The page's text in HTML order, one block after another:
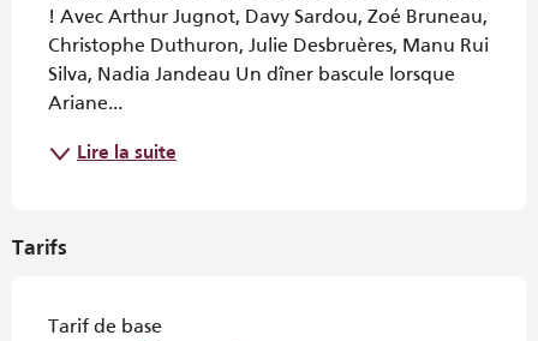
! Avec Arthur Jugnot, Davy Sardou, Zoé Bruneau,
Christophe Duthuron, Julie Desbruères, Manu Rui
Silva, Nadia Jandeau Un dîner bascule lorsque
Ariane...
Lire la suite
Tarifs
Tarif de base